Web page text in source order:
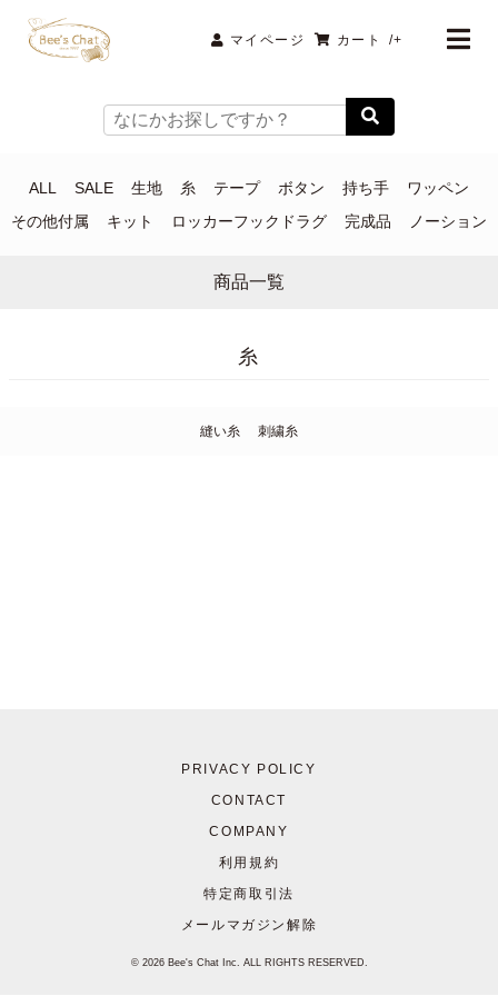
マイページ カート /+
ALL SALE 生地 糸 テープ ボタン 持ち手
ワッペン
その他付属
キット ロッカーフックドラグ 完成品 ノーション
商品一覧
糸
縫い糸 刺繍糸
PRIVACY POLICY
CONTACT
COMPANY
利用規約
特定商取引法
メールマガジン解除
© 2026 Bee's Chat Inc. ALL RIGHTS RESERVED.